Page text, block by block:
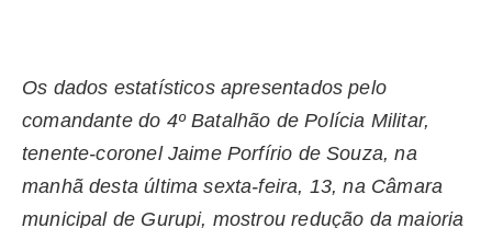
Os dados estatísticos apresentados pelo
comandante do 4º Batalhão de Polícia Militar,
tenente-coronel Jaime Porfírio de Souza, na
manhã desta última sexta-feira, 13, na Câmara
municipal de Gurupi, mostrou redução da maioria